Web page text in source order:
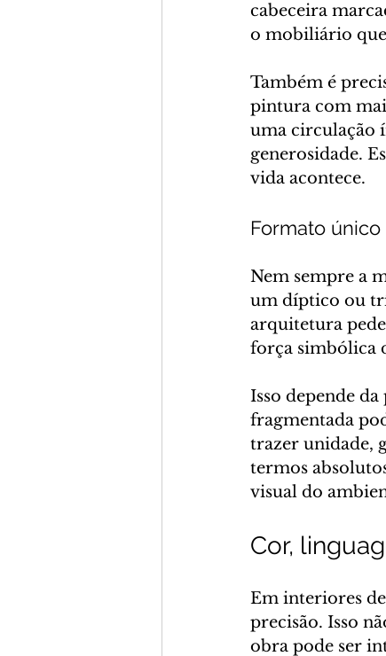
cabeceira
o mobiliário
Também é
pintura com
uma circulação
generosidade.
vida acontece.
Formato
Nem sempre a
um díptico ou
arquitetura
força simbólica
Isso depende
fragmentada
trazer unidade,
termos
visual do
Cor,
Em interiores
precisão. Isso
obra pode ser